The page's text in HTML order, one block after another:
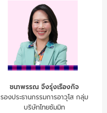
ชนาพรรณ จึงรุ่งเรืองกิจ
รองประธานกรรมการอาวุโส กลุ่ม
บริษัทไทยซัมมิท